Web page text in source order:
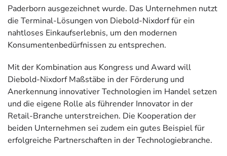
Paderborn ausgezeichnet wurde. Das Unternehmen nutzt
die Terminal-Lösungen von Diebold-Nixdorf für ein
nahtloses Einkaufserlebnis, um den modernen
Konsumentenbedürfnissen zu entsprechen.
Mit der Kombination aus Kongress und Award will
Diebold-Nixdorf Maßstäbe in der Förderung und
Anerkennung innovativer Technologien im Handel setzen
und die eigene Rolle als führender Innovator in der
Retail-Branche unterstreichen. Die Kooperation der
beiden Unternehmen sei zudem ein gutes Beispiel für
erfolgreiche Partnerschaften in der Technologiebranche.